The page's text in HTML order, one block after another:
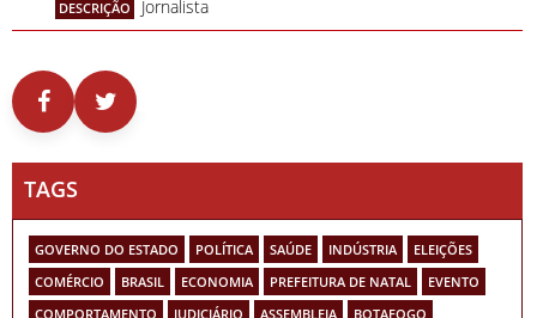
DESCRIÇÃO Jornalista
TAGS
GOVERNO DO ESTADO POLÍTICA SAÚDE INDÚSTRIA
ELEIÇÕES
COMÉRCIO
BRASIL ECONOMIA PREFEITURA DE NATAL
EVENTO
COMPORTAMENTO
JUDICIÁRIO ASSEMBLEIA
BOTAFOGO